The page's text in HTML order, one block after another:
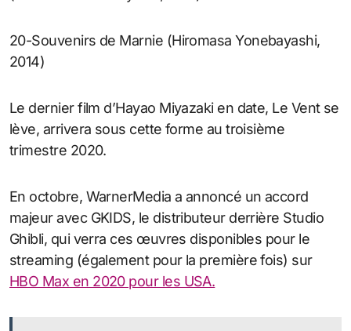
20-Souvenirs de Marnie (Hiromasa Yonebayashi,
2014)
Le dernier film d’Hayao Miyazaki en date, Le Vent se
lève, arrivera sous cette forme au troisième
trimestre 2020.
En octobre, WarnerMedia a annoncé un accord
majeur avec GKIDS, le distributeur derrière Studio
Ghibli, qui verra ces œuvres disponibles pour le
streaming (également pour la première fois) sur
HBO Max en 2020 pour les USA.